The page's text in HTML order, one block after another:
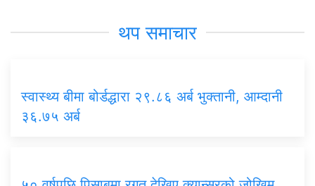
थप समाचार
स्वास्थ्य बीमा बोर्डद्धारा २९.८६ अर्ब भुक्तानी, आम्दानी
३६.७५ अर्ब